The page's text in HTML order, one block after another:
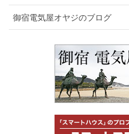
御宿電気屋オヤジのブログ